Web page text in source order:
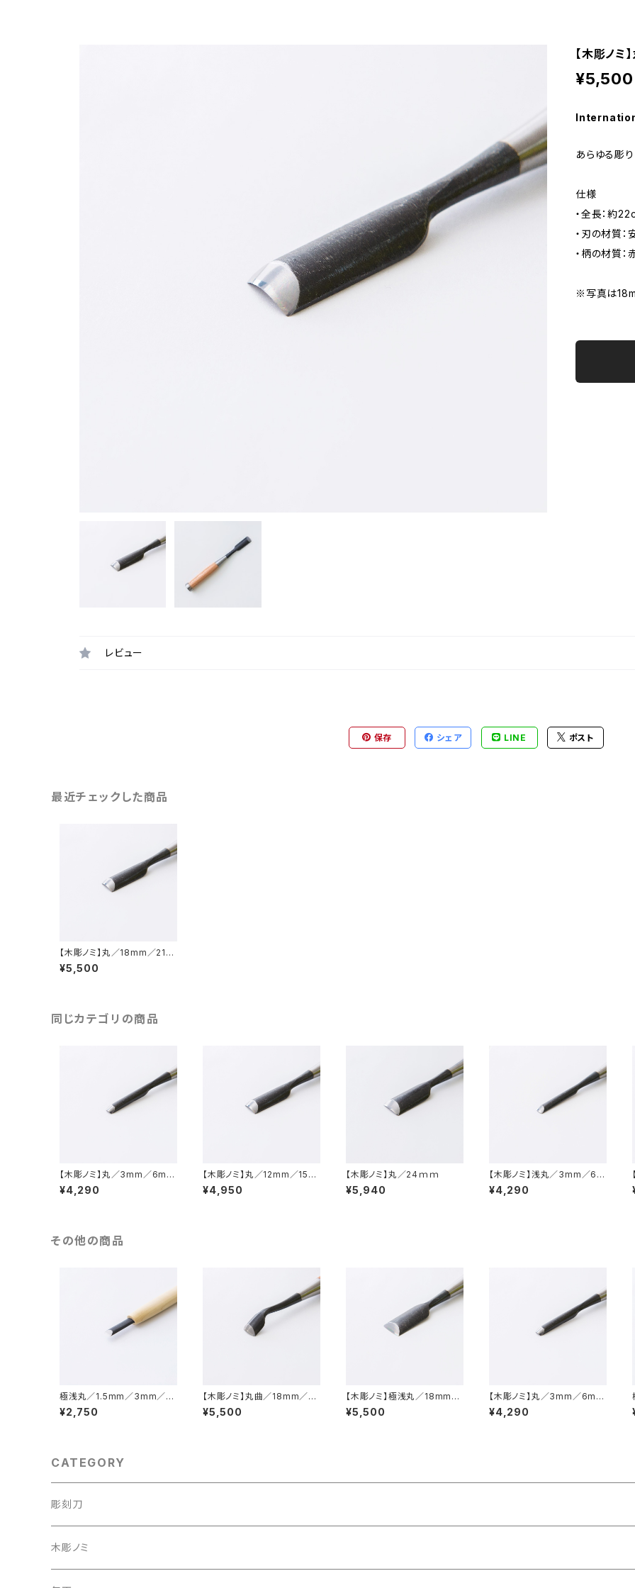
【木彫ノ
¥5,500
あらゆる彫
仕様
・全長：約
・刃の材質
・柄の材質：
※写真は
レビュー
保存 シェア LINE ポスト
最近チェックした商品
【木彫ノミ】丸／18mm／21ｍ
ｍ
¥5,500
同じカテゴリの商品
【木彫ノミ】丸／3mm／6mm
／9mm
¥4,290
【木彫ノミ】丸／12mm／15m
m
¥4,950
【木彫ノミ】丸／24ｍｍ
¥5,940
【木彫ノミ】浅丸／3mm／6m
m／9mm
¥4,290
その他の商品
極浅丸／1.5mm／3mm／4.
5mm／6mm／7.5mm／9m
m／10.5mm／12mm／15m
¥2,750
【木彫ノミ】丸曲／18mm／21
ｍｍ
¥5,500
【木彫ノミ】極浅丸／18mm／
21ｍｍ
¥5,500
【木彫ノミ】丸／3mm／6mm
／9mm
¥4,290
CATEGORY
彫刻刀
彫刻刀セット
木彫ノミ